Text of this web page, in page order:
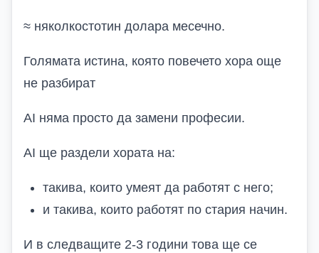
≈ няколкостотин долара месечно.
Голямата истина, която повечето хора още
не разбират
AI няма просто да замени професии.
AI ще раздели хората на:
такива, които умеят да работят с него;
и такива, които работят по стария начин.
И в следващите 2-3 години това ще се